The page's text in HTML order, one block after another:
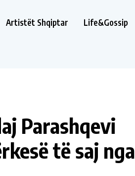
Artistët Shqiptar Life&Gossip
Parashqevi
të saj nga